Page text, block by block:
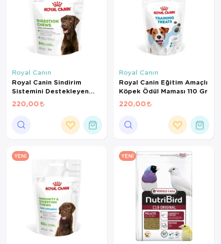
Royal Canın
Royal Canin Sindirim
Sistemini Destekleyen
Tamamlayıcı Yetişkin
Köpek Ödül Maması 160
220,00
Royal Canın
Royal Canin Eğitim Amaçlı
Köpek Ödül Maması 110 Gr
220,00
YENI YENI